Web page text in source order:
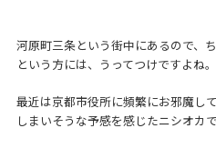
河原町三条という街中にあるので、
という方には、うってつけですよね。
最近は京都市役所に頻繁にお邪魔し
しまいそうな予感を感じたニシオカ